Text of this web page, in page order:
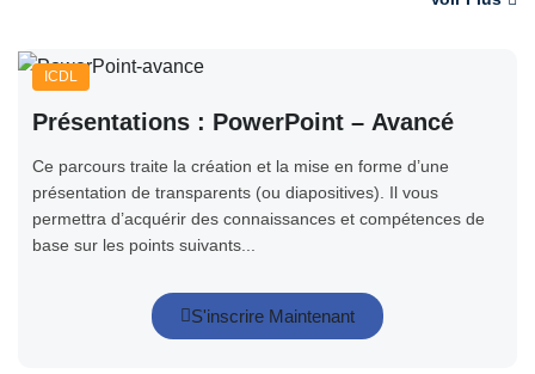
ICDL
Présentations : PowerPoint – Avancé
Ce parcours traite la création et la mise en forme d’une
présentation de transparents (ou diapositives). Il vous
permettra d’acquérir des connaissances et compétences de
base sur les points suivants...
S'inscrire Maintenant